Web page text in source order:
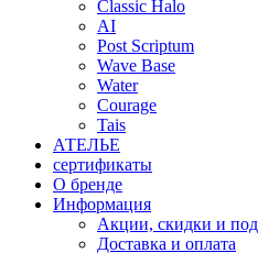
Classic Halo
AI
Post Scriptum
Wave Base
Water
Courage
Tais
АТЕЛЬЕ
сертификаты
О бренде
Информация
Акции, скидки и
Доставка и оплата